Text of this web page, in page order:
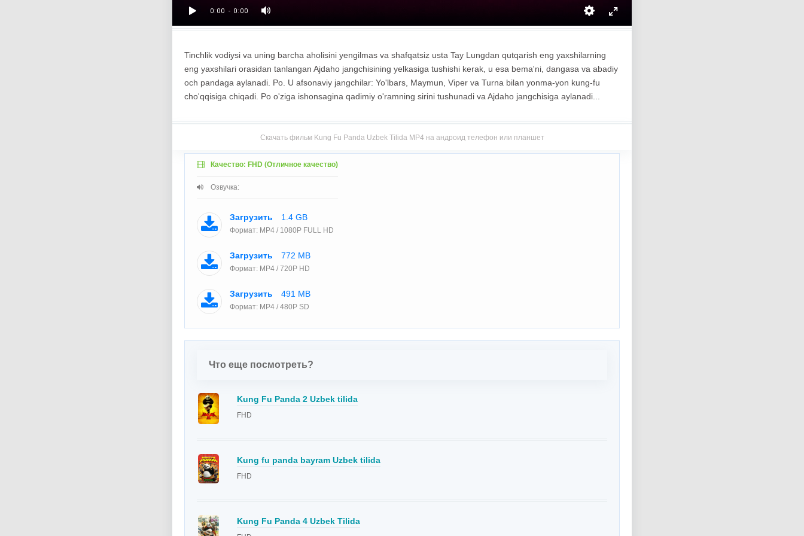
Tinchlik vodiysi va uning barcha aholisini yengilmas va shafqatsiz usta Tay Lungdan qutqarish eng yaxshilarning
eng yaxshilari orasidan tanlangan Ajdaho jangchisining yelkasiga tushishi kerak, u esa bema'ni, dangasa va abadiy
och pandaga aylanadi. Po. U afsonaviy jangchilar: Yo'lbars, Maymun, Viper va Turna bilan yonma-yon kung-fu
cho'qqisiga chiqadi. Po o'ziga ishonsagina qadimiy o'ramning sirini tushunadi va Ajdaho jangchisiga aylanadi...
Скачать фильм Kung Fu Panda Uzbek Tilida MP4 на андроид телефон или планшет
Качество: FHD (Отличное качество)
Озвучка:
Загрузить 1.4 GB
Формат: MP4 / 1080P FULL HD
Загрузить 772 MB
Формат: MP4 / 720P HD
Загрузить 491 MB
Формат: MP4 / 480P SD
Что еще посмотреть?
Kung Fu Panda 2 Uzbek tilida
FHD
Kung fu panda bayram Uzbek tilida
FHD
Kung Fu Panda 4 Uzbek Tilida